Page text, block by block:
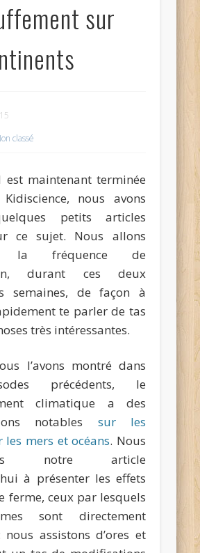
sur
classé
est maintenant terminée
nous avons
petits articles
ce sujet. Nous allons
la fréquence de
durant ces deux
semaines, de façon à
te parler de tas
très intéressantes.
l’avons montré dans
précédents, le
climatique a des
notables sur les
les mers et océans. Nous
notre article
à présenter les effets
ferme, ceux par lesquels
sont directement
nous assistons d’ores et